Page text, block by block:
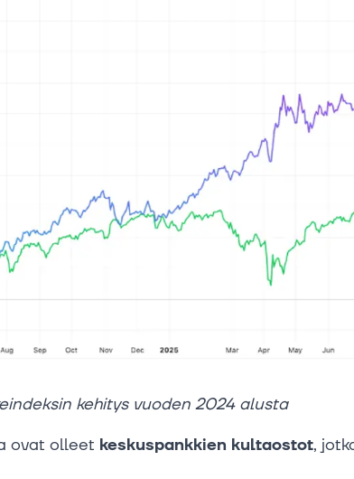
kehitys vuoden 2024 alusta
ovat olleet keskuspankkien kultaostot,